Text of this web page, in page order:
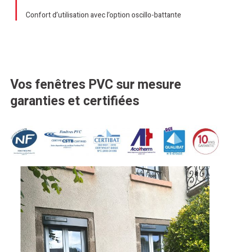
Confort d’utilisation avec l’option oscillo-battante
Vos fenêtres PVC sur mesure
garanties et certifiées